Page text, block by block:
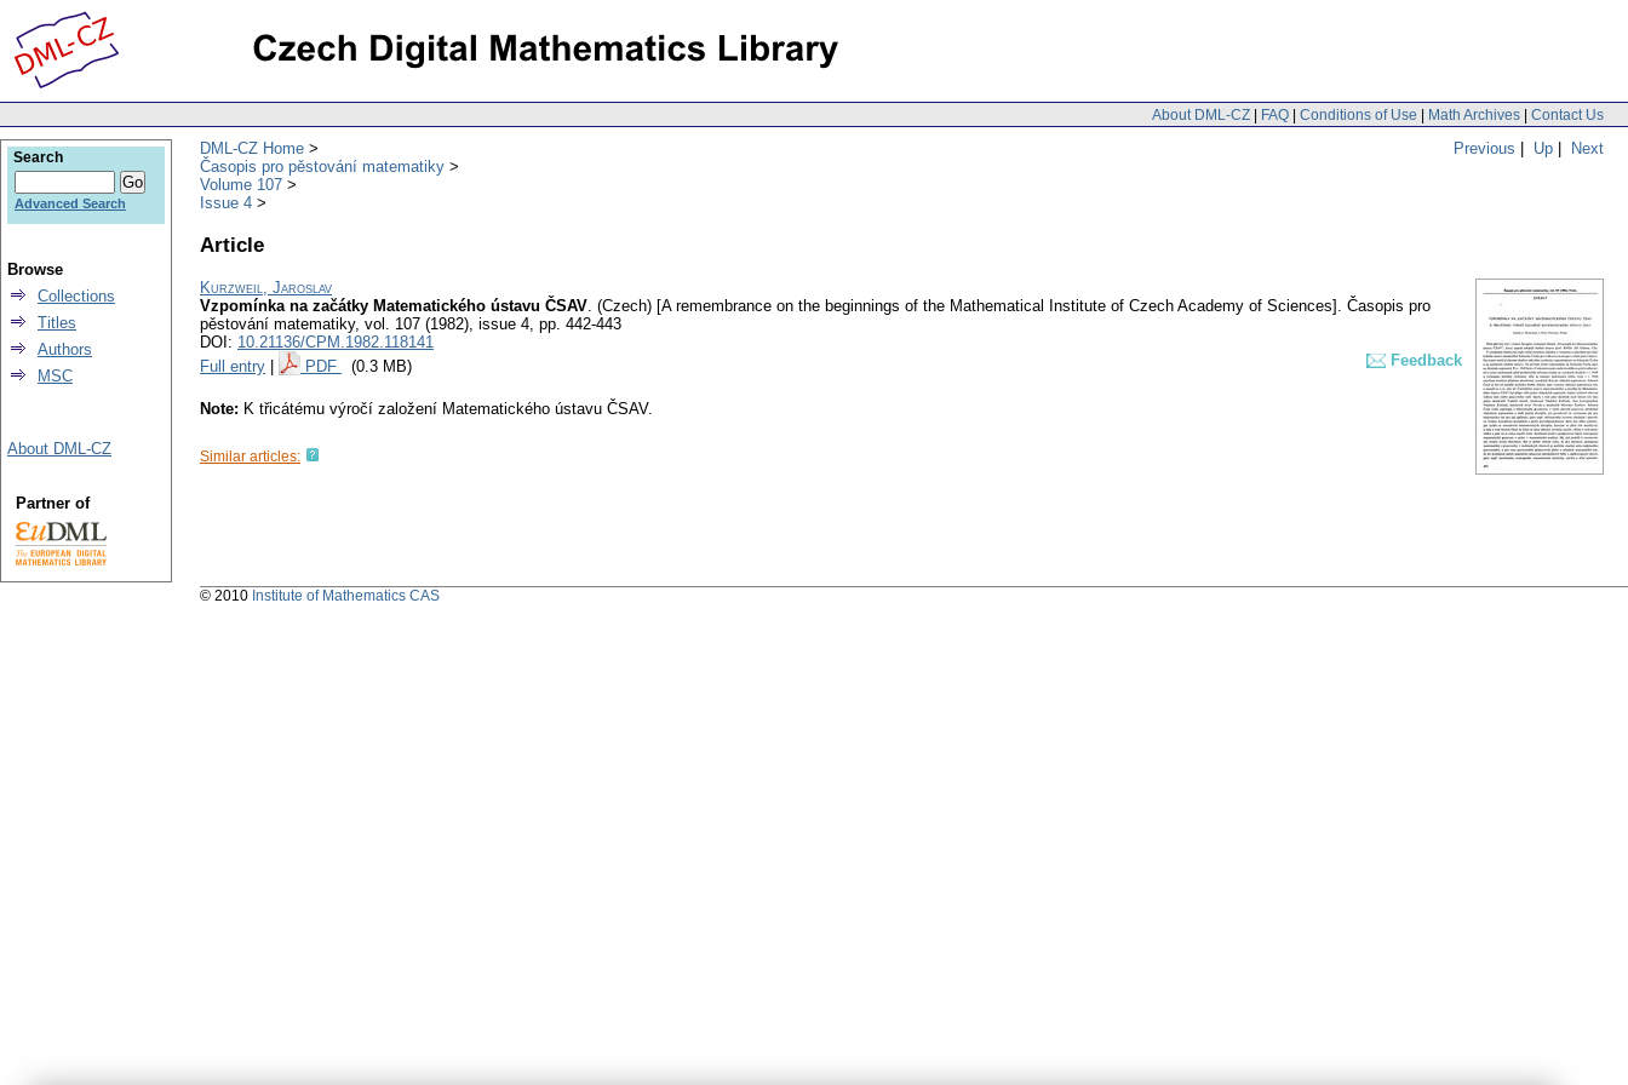
About DML-CZ | FAQ | Conditions of Use | Math Archives | Contact Us
Previous | Up | Next
DML-CZ Home
Časopis pro pěstování matematiky
Volume 107
Issue 4
Article
Kurzweil, Jaroslav
Vzpomínka na začátky Matematického ústavu ČSAV. (Czech) [A remembrance on the beginnings of the Mathematical Institute of Czech Academy of Sciences]. Časopis pro
pěstování matematiky, vol. 107 (1982), issue 4, pp. 442-443
DOI: 10.21136/CPM.1982.118141
Full entry
PDF (0.3 MB) Feedback
Note: K třicátému výročí založení Matematického ústavu ČSAV.
Similar articles:
Search
Advanced Search
Browse
Collections
Titles
Authors
MSC
About DML-CZ
Partner of
© 2010 Institute of Mathematics CAS